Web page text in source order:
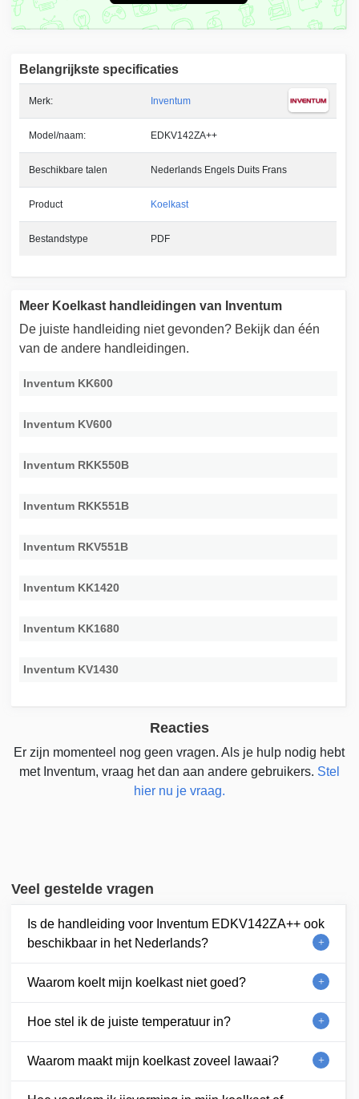
Belangrijkste specificaties
Merk: Inventum
Model/naam: EDKV142ZA++
Beschikbare talen Nederlands Engels Duits Frans
Product Koelkast
Bestandstype PDF
Meer Koelkast handleidingen van Inventum
De juiste handleiding niet gevonden? Bekijk dan één
van de andere handleidingen.
Inventum KK600
Inventum KV600
Inventum RKK550B
Inventum RKK551B
Inventum RKV551B
Inventum KK1420
Inventum KK1680
Inventum KV1430
Reacties
Er zijn momenteel nog geen vragen. Als je hulp nodig hebt
met Inventum, vraag het dan aan andere gebruikers. Stel
hier nu je vraag.
Veel gestelde vragen
Is de handleiding voor Inventum EDKV142ZA++ ook
beschikbaar in het Nederlands?
Waarom koelt mijn koelkast niet goed?
Hoe stel ik de juiste temperatuur in?
Waarom maakt mijn koelkast zoveel lawaai?